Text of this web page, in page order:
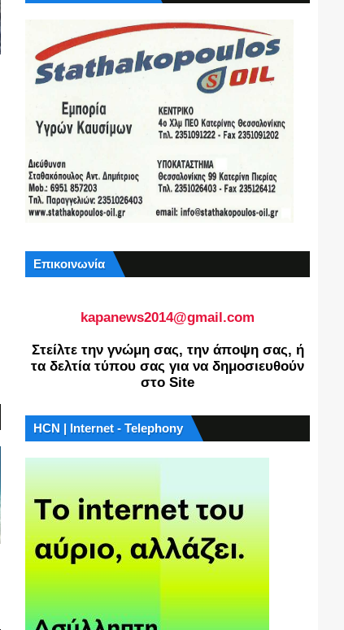
Επικοινωνία
kapanews2014@gmail.com
Στείλτε την γνώμη σας, την άποψη σας, ή
τα δελτία τύπου σας για να δημοσιευθούν
στο Site
HCN | Internet - Telephony